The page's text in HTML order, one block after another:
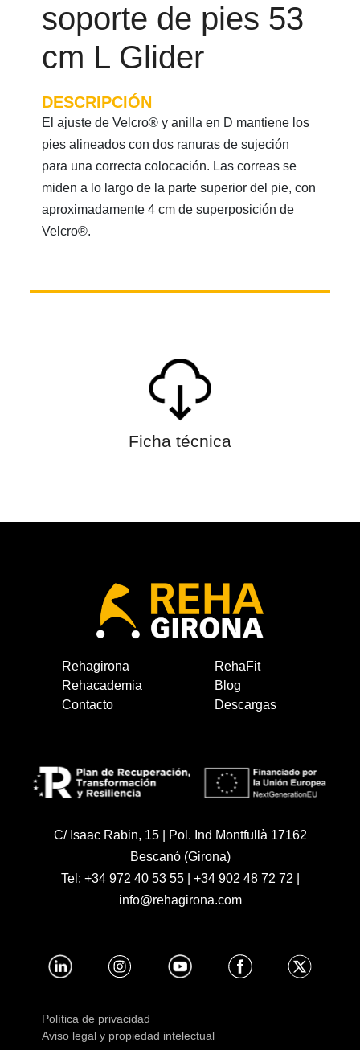
soporte de pies 53
cm L Glider
DESCRIPCIÓN
El ajuste de Velcro® y anilla en D mantiene los
pies alineados con dos ranuras de sujeción
para una correcta colocación. Las correas se
miden a lo largo de la parte superior del pie, con
aproximadamente 4 cm de superposición de
Velcro®.
Ficha técnica
Rehagirona
RehaFit
Rehacademia
Blog
Contacto
Descargas
C/ Isaac Rabin, 15 | Pol. Ind Montfullà 17162
Bescanó (Girona)
Tel: +34 972 40 53 55| +34 902 48 72 72
info@rehagirona.com
Política de privacidad
Aviso legal y propiedad intelectual